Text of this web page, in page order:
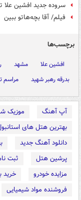
سروده جدید افشین علا
فیلم/ آقا بچه‌هاتو ببین
برچسب‌ها
افشین علا مشهد
بدرقه رهبر شهید
مراسم
آپ آهنگ موزیک
بهترین هتل های
دانلود آهنگ جدید
پرشین هتل
ثبت
مزایده خودرو
خرید
فروشنده مواد شیمیایی